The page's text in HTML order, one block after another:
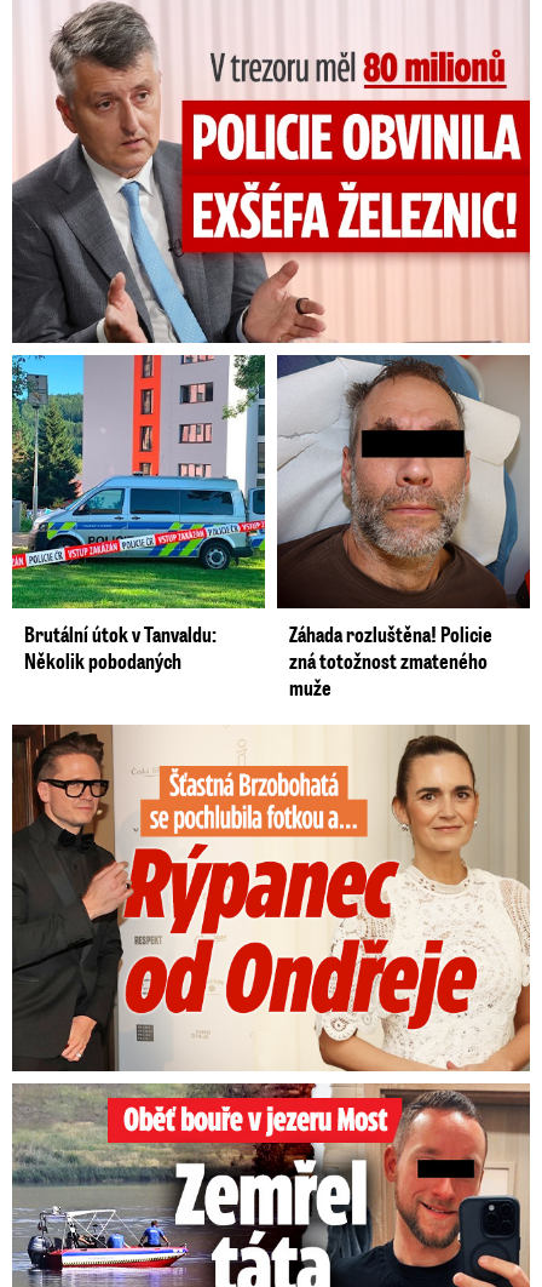
V trezoru měl 80 milionů: Policie obvinila exšéfa železnic!
Brutální útok v Tanvaldu:
Několik pobodaných
Záhada rozluštěna! Policie
zná totožnost zmateného
muže
Šťastná Brzobohatá se pochlubila fotkou: Rýpanec od Ondřeje
Oběť bouře v jezeru Most: Zemřel táta Dominik (†28)